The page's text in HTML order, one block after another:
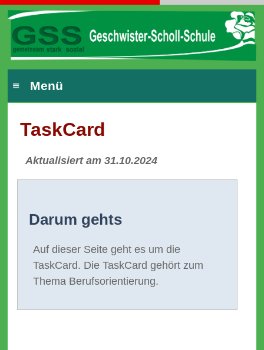
≡ Menü
TaskCard
Aktualisiert am 31.10.2024
Darum gehts
Auf dieser Seite geht es um die
TaskCard. Die TaskCard gehört zum
Thema Berufsorientierung.